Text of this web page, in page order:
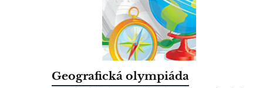
Geografická olympiáda